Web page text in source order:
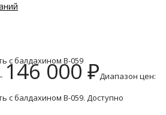
с балдахином B-059
146 000₽Диапазон цен:
с балдахином B-059. Доступно